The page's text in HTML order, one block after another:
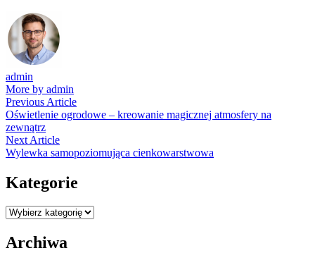
admin
More by admin
Nawigacja
wpisu
Previous ArticlePrevious
article:
Oświetlenie ogrodowe – kreowanie magicznej atmosfery na
zewnątrz
Next ArticleNext
article:
Wylewka samopoziomująca cienkowarstwowa
Kategorie
Kategorie
Archiwa